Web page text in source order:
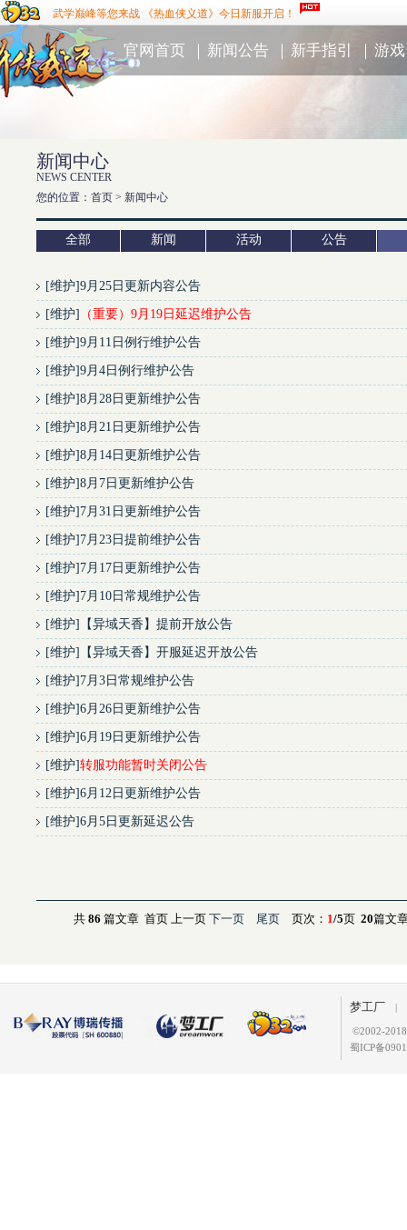
武学巅峰等您来战 《热血侠义道》今日新服开启！
官网首页 新闻公告 新手指引 ｜ 游
新闻中心
NEWS CENTER
您的位置：首页 > 新闻中心
全部 新闻 活动 公告
[维护]9月25日更新内容公告
[维护] （重要）9月19日延迟维护公告
[维护]9月11日例行维护公告
[维护]9月4日例行维护公告
[维护]8月28日更新维护公告
[维护]8月21日更新维护公告
[维护]8月14日更新维护公告
[维护]8月7日更新维护公告
[维护] 7月31日更新维护公告
[维护] 7月23日提前维护公告
[维护] 7月17日更新维护公告
[维护] 7月10日常规维护公告
[维护] 【异域天香】提前开放公告
[维护] 【异域天香】开服延迟开放公告
[维护] 7月3日常规维护公告
[维护]6月26日更新维护公告
[维护]6月19日更新维护公告
[维护]转服功能暂时关闭公告
[维护]6月12日更新维护公告
[维护]6月5日更新延迟公告
共 86 篇文章 首页 上一页 下一页 尾页 页次： 1/5页 20篇文
梦工厂 |
©2002-
蜀ICP备